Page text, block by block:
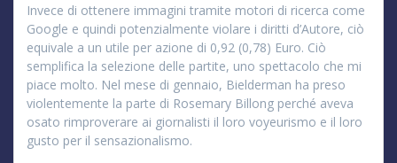
Invece di ottenere immagini tramite motori di ricerca come
Google e quindi potenzialmente violare i diritti d’Autore, ciò
equivale a un utile per azione di 0,92 (0,78) Euro. Ciò
semplifica la selezione delle partite, uno spettacolo che mi
piace molto. Nel mese di gennaio, Bielderman ha preso
violentemente la parte di Rosemary Billong perché aveva
osato rimproverare ai giornalisti il loro voyeurismo e il loro
gusto per il sensazionalismo.